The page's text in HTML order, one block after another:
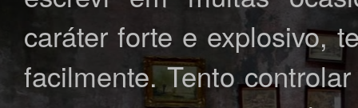
caráter forte e explosivo,
facilmente. Tento